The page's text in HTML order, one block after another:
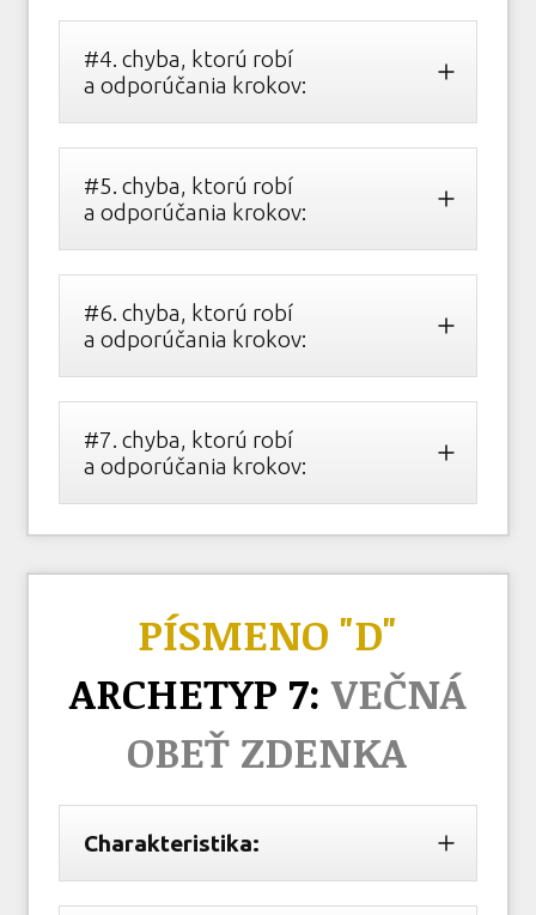
#4. chyba, ktorú robí
a odporúčania krokov:
#5. chyba, ktorú robí
a odporúčania krokov:
#6. chyba, ktorú robí
a odporúčania krokov:
#7. chyba, ktorú robí
a odporúčania krokov:
PÍSMENO "D"
ARCHETYP 7:VEČNÁ
OBEŤ ZDENKA
Charakteristika: